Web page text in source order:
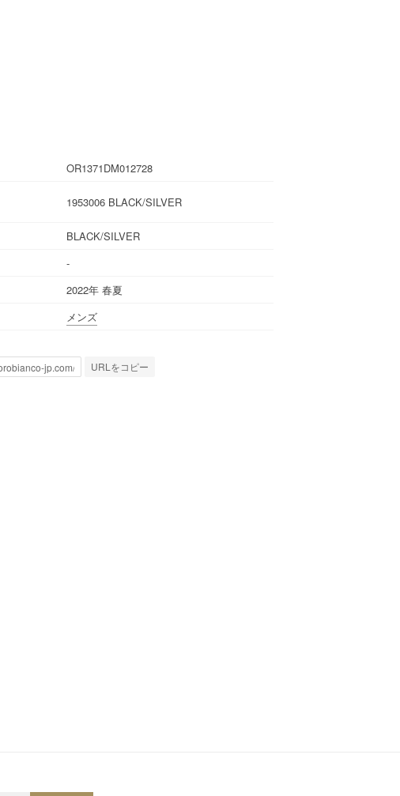
OR1371DM012728
1953006 BLACK/SILVER
BLACK/SILVER
-
2022年 春夏
メンズ
URLをコピー